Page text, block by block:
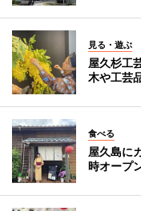
見る・遊ぶ
屋久杉工
木や工芸
食べる
屋久島に
時オープ